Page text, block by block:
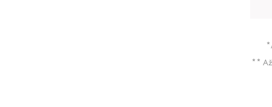
** Až